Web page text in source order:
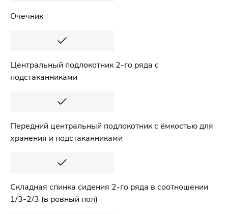
Очечник
Центральный подлокотник 2-го ряда с
подстаканниками
Передний центральный подлокотник с ёмкостью для
хранения и подстаканниками
Складная спинка сидения 2-го ряда в соотношении
1/3-2/3 (в ровный пол)